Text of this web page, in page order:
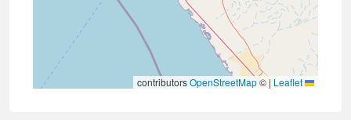
|
©
OpenStreetMap